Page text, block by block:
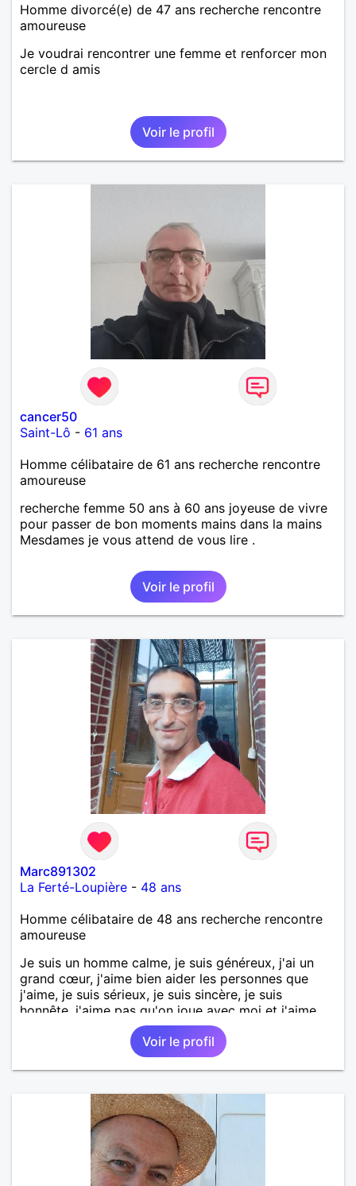
Homme divorcé(e) de 47 ans recherche rencontre
amoureuse
Je voudrai rencontrer une femme et renforcer mon
cercle d amis
Voir le profil
cancer50
Saint-Lô - 61 ans
Homme célibataire de 61 ans recherche rencontre
amoureuse
recherche femme 50 ans à 60 ans joyeuse de vivre
pour passer de bon moments mains dans la mains
Mesdames je vous attend de vous lire .
Voir le profil
Marc891302
La Ferté-Loupière - 48 ans
Homme célibataire de 48 ans recherche rencontre
amoureuse
Je suis un homme calme, je suis généreux, j'ai un
grand cœur, j'aime bien aider les personnes que
j'aime, je suis sérieux, je suis sincère, je suis
honnête, j'aime pas qu'on joue avec moi et j'aime
pas les mensonges. Je cherche une relation
amoureuse et sérieuse.Voir le profil